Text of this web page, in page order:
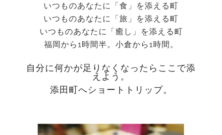
いつものあなたに「食」を添える町
いつものあなたに「旅」を添える町
いつものあなたに「癒し」を添える町
福岡から1時間半。小倉から1時間。
自分に何かが足りなくなったらここで添
えよう。
添田町へショートトリップ。